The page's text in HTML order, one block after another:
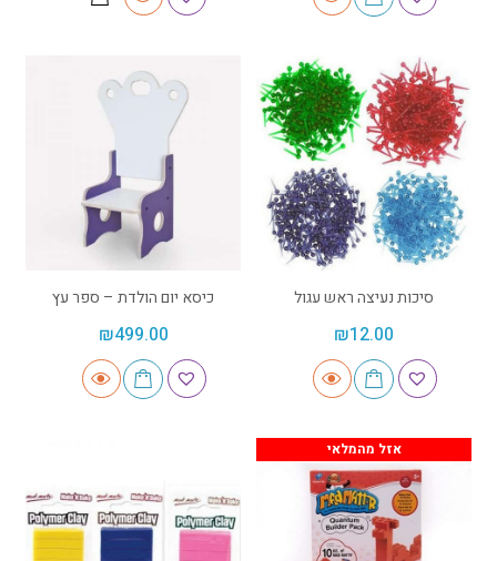
סיכות נעיצה ראש עגול
₪12.00
כיסא יום הולדת – ספר עץ
₪499.00
אזל מהמלאי